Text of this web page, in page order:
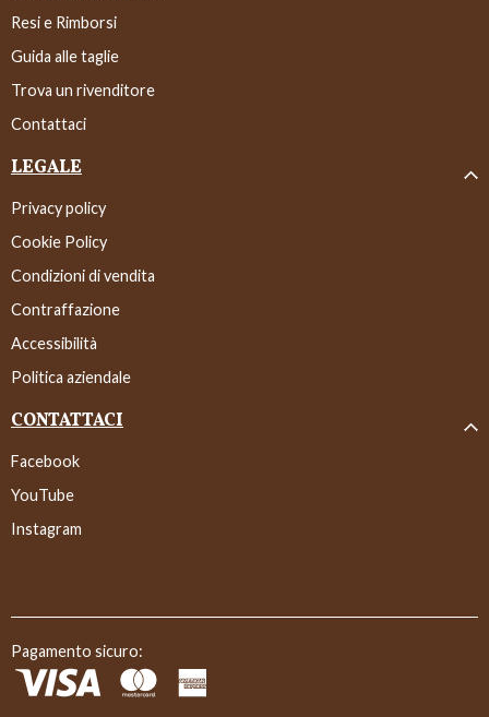
Resi e Rimborsi
Guida alle taglie
Trova un rivenditore
Contattaci
LEGALE
Privacy policy
Cookie Policy
Condizioni di vendita
Contraffazione
Accessibilità
Politica aziendale
CONTATTACI
Facebook
YouTube
Instagram
Pagamento sicuro: